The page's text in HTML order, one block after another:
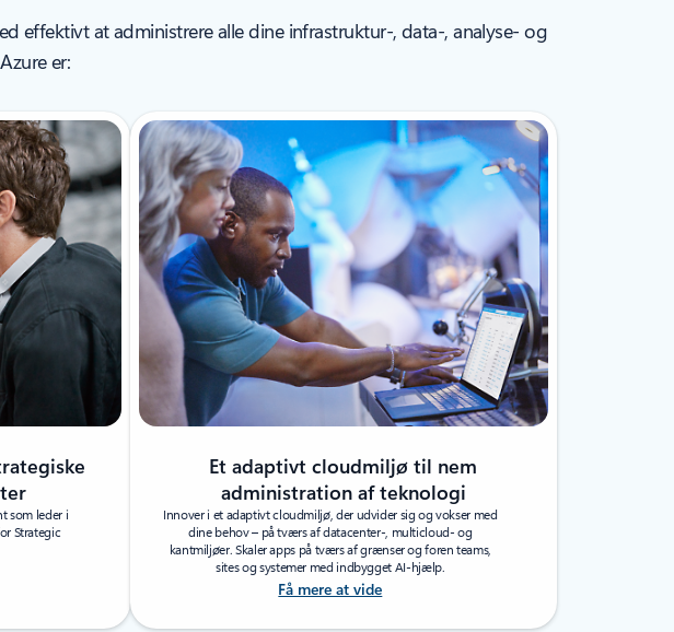
effektivt at administrere alle dine infrastruktur-, data-, analyse- og
er:
som leder i
Strategic
Et adaptivt cloudmiljø til nem
administration af teknologi
Innover i et adaptivt cloudmiljø, der udvider sig og vokser med
dine behov – på tværs af datacenter-, multicloud- og
kantmiljøer. Skaler apps på tværs af grænser og foren teams,
sites og systemer med indbygget AI-hjælp.
Få mere at vide